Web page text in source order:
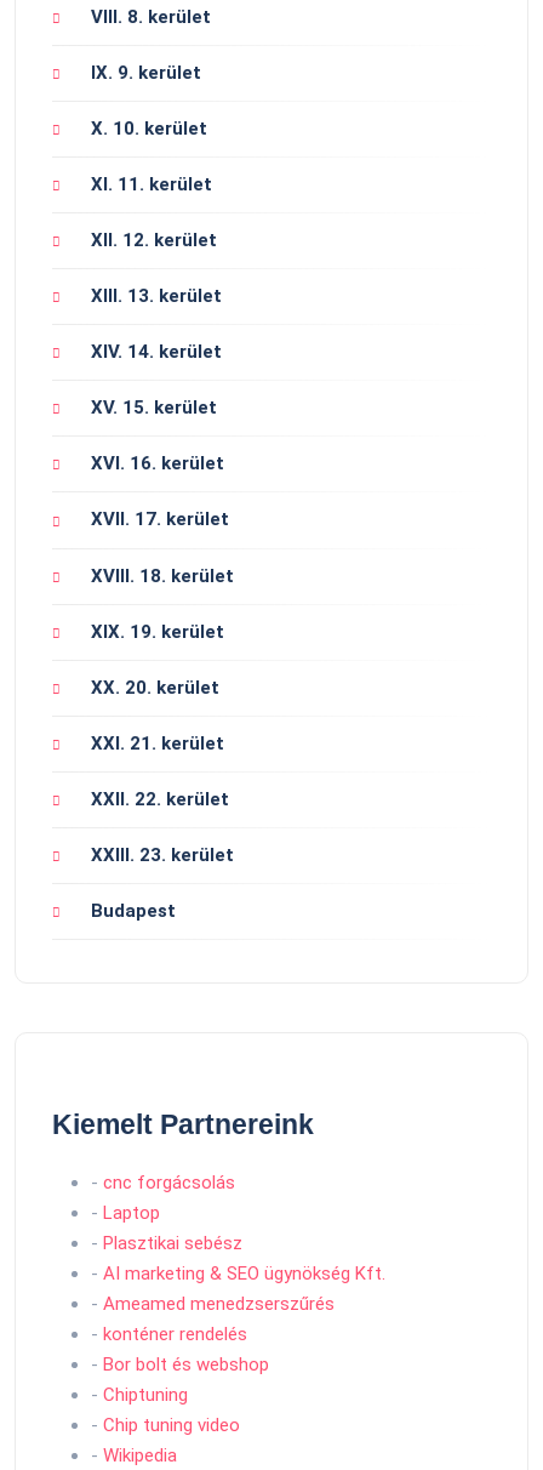
VIII. 8. kerület
IX. 9. kerület
X. 10. kerület
XI. 11. kerület
XII. 12. kerület
XIII. 13. kerület
XIV. 14. kerület
XV. 15. kerület
XVI. 16. kerület
XVII. 17. kerület
XVIII. 18. kerület
XIX. 19. kerület
XX. 20. kerület
XXI. 21. kerület
XXII. 22. kerület
XXIII. 23. kerület
Budapest
Kiemelt Partnereink
- cnc forgácsolás
- Laptop
- Plasztikai sebész
- AI marketing & SEO ügynökség Kft.
- Ameamed menedzserszűrés
- konténer rendelés
- Bor bolt és webshop
- Chiptuning
- Chip tuning video
- Wikipedia